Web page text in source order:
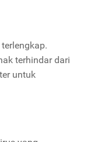
terhindar dari
untuk